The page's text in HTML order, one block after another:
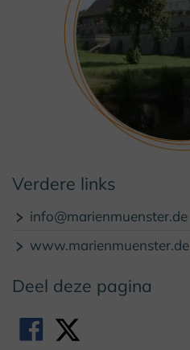
Verdere links
info@marienmuenster.de
www.marienmuenster.de
Deel deze pagina